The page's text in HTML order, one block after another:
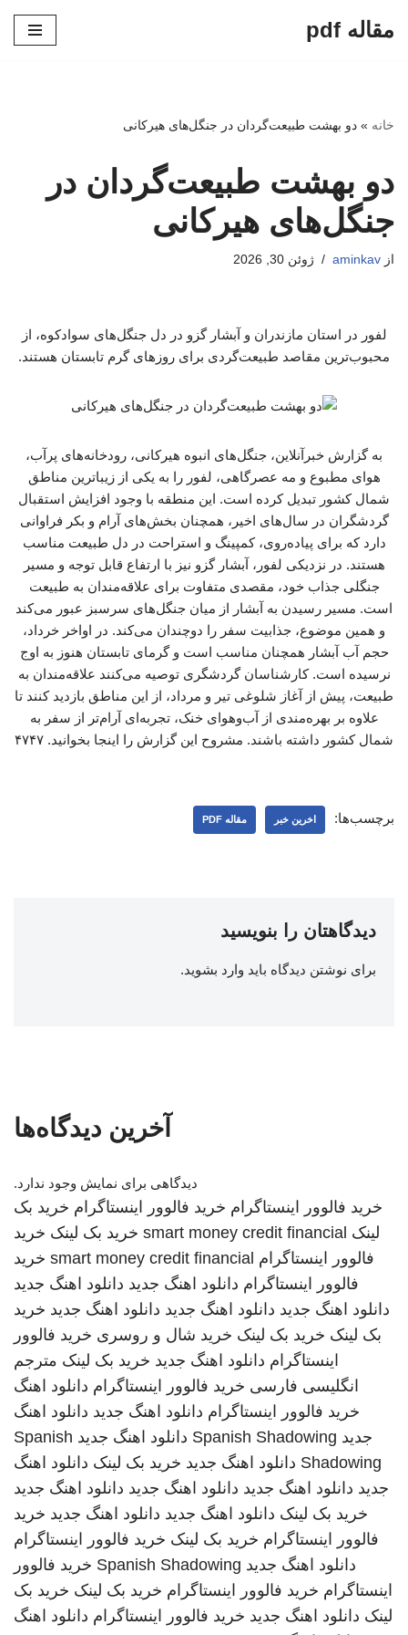
مقاله pdf
خانه » دو بهشت طبیعت‌گردان در جنگل‌های هیرکانی
دو بهشت طبیعت‌گردان در
جنگل‌های هیرکانی
از aminkav ژوئن 30, 2026
لفور در استان مازندران و آبشار گزو در دل جنگل‌های سوادکوه، از
محبوب‌ترین مقاصد طبیعت‌گردی برای روزهای گرم تابستان هستند.
به گزارش خبرآنلاین، جنگل‌های انبوه هیرکانی، رودخانه‌های پرآب،
هوای مطبوع و مه عصرگاهی، لفور را به یکی از زیباترین مناطق
شمال کشور تبدیل کرده است. این منطقه با وجود افزایش استقبال
گردشگران در سال‌های اخیر، همچنان بخش‌های آرام و بکر فراوانی
دارد که برای پیاده‌روی، کمپینگ و استراحت در دل طبیعت مناسب
هستند. در نزدیکی لفور، آبشار گزو نیز با ارتفاع قابل توجه و مسیر
جنگلی جذاب خود، مقصدی متفاوت برای علاقه‌مندان به طبیعت
است. مسیر رسیدن به آبشار از میان جنگل‌های سرسبز عبور می‌کند
و همین موضوع، جذابیت سفر را دوچندان می‌کند. در اواخر خرداد،
حجم آب آبشار همچنان مناسب است و گرمای تابستان هنوز به اوج
نرسیده است. کارشناسان گردشگری توصیه می‌کنند علاقه‌مندان به
طبیعت، پیش از آغاز شلوغی تیر و مرداد، از این مناطق بازدید کنند تا
علاوه بر بهره‌مندی از آب‌وهوای خنک، تجربه‌ای آرام‌تر از سفر به
شمال کشور داشته باشند. مشروح این گزارش را اینجا بخوانید. ۴۷۴۷
برچسب‌ها: اخرین خبر مقاله PDF
دیدگاهتان را بنویسید
برای نوشتن دیدگاه باید وارد بشوید.
آخرین دیدگاه‌ها
دیدگاهی برای نمایش وجود ندارد.
خرید فالوور اینستاگرام خرید فالوور اینستاگرام خرید بک
لینک smart money credit financial خرید بک لینک خرید
فالوور اینستاگرام smart money credit financial خرید
فالوور اینستاگرام دانلود اهنگ جدید دانلود اهنگ جدید
دانلود اهنگ جدید دانلود اهنگ جدید دانلود اهنگ جدید خرید
بک لینک خرید بک لینک خرید شال و روسری خرید فالوور
اینستاگرام دانلود اهنگ جدید خرید بک لینک مترجم
انگلیسی فارسی خرید فالوور اینستاگرام دانلود اهنگ
خرید فالوور اینستاگرام دانلود اهنگ جدید دانلود اهنگ
جدید Spanish Shadowing دانلود اهنگ جدید Spanish
Shadowing دانلود اهنگ جدید خرید بک لینک دانلود اهنگ
جدید دانلود اهنگ جدید دانلود اهنگ جدید دانلود اهنگ جدید
خرید بک لینک دانلود اهنگ جدید دانلود اهنگ جدید خرید
فالوور اینستاگرام خرید بک لینک خرید فالوور اینستاگرام
دانلود اهنگ جدید Spanish Shadowing خرید فالوور
اینستاگرام خرید فالوور اینستاگرام خرید بک لینک خرید بک
لینک دانلود اهنگ جدید خرید فالوور اینستاگرام دانلود اهنگ